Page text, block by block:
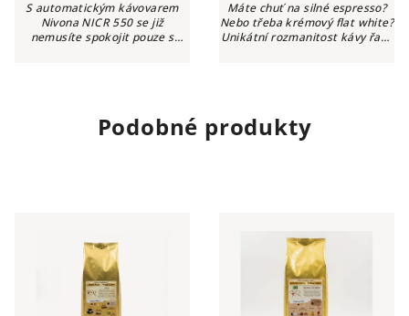
S automatickým kávovarem
Nivona NICR 550 se již
nemusíte spokojit pouze s
Máte chuť na silné espresso?
Nebo třeba krémový flat white?
Unikátní rozmanitost kávy řady
Podobné produkty